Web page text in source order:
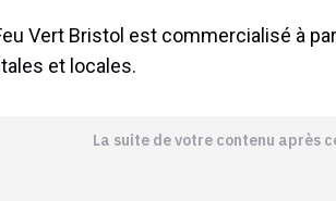
Vert Bristol est commercialisé à
et locales.
La suite de votre contenu après